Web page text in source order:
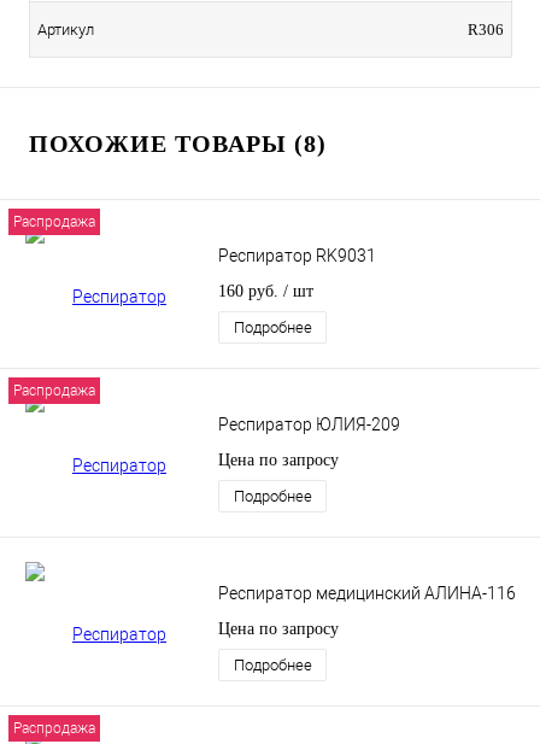
Артикул R306
ПОХОЖИЕ ТОВАРЫ (8)
Распродажа
Респиратор RK9031
160 руб. / шт
Подробнее
Распродажа
Респиратор ЮЛИЯ-209
Цена по запросу
Подробнее
Респиратор медицинский АЛИНА-116
Цена по запросу
Подробнее
Распродажа